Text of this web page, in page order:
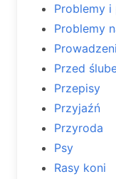
Problemy
Problemy
Przed
Przepisy
Przyjaźń
Przyroda
Psy
Rasy koni